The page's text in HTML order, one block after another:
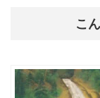
こ